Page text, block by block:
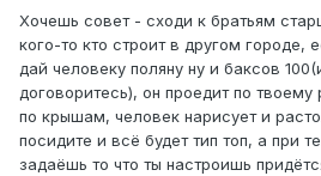
Хочешь совет - сходи к братьям
кого-то кто строит в другом городе,
дай человеку поляну ну и баксов
договоритесь), он проедит по твоему
по крышам, человек нарисует и
посидите и всё будет тип топ, а при
задаёшь то что ты настроишь